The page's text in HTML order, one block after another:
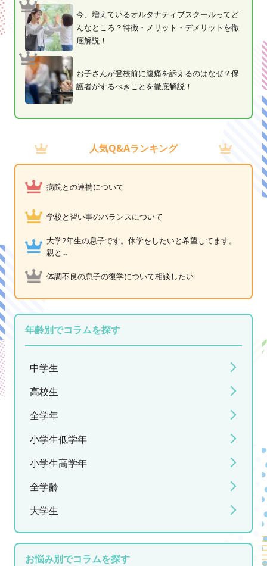
今、増えているオルタナティブスクールってど
んなところ？特徴・メリット・デメリットを徹
底解説！
お子さんが登校前に腹痛を訴えるのはなぜ？保
護者がするべきことを徹底解説！
人気Q&Aランキング
病院との連携について
学校と習い事のバランスについて
大学2年生の息子です。休学をしたいと希望してます。
親と...
体調不良の息子の復学について相談したい
年齢別でコラムを探す
中学生
高校生
全学年
小学生低学年
小学生高学年
全学齢
大学生
お悩み別でコラムを探す